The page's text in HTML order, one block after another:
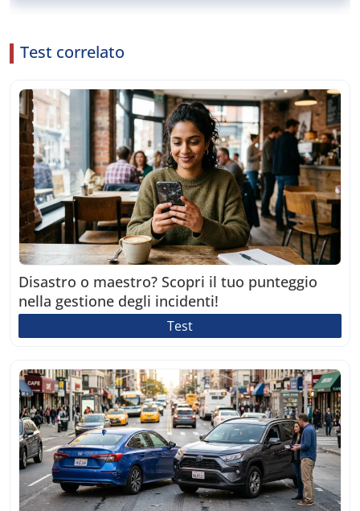
Test correlato
Disastro o maestro? Scopri il tuo punteggio
nella gestione degli incidenti!
Test